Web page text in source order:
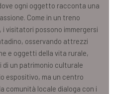
ogni oggetto racconta una
Come in un treno
visitatori possono immergersi
osservando attrezzi
e oggetti della vita rurale,
un patrimonio culturale
espositivo, ma un centro
comunità locale dialoga con i